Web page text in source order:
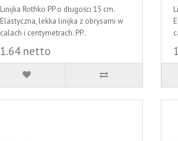
Linijka Rothko PP o długości 15 cm.
Elastyczna, lekka linijka z obrysami w
calach i centymetrach. PP..
1.64 netto